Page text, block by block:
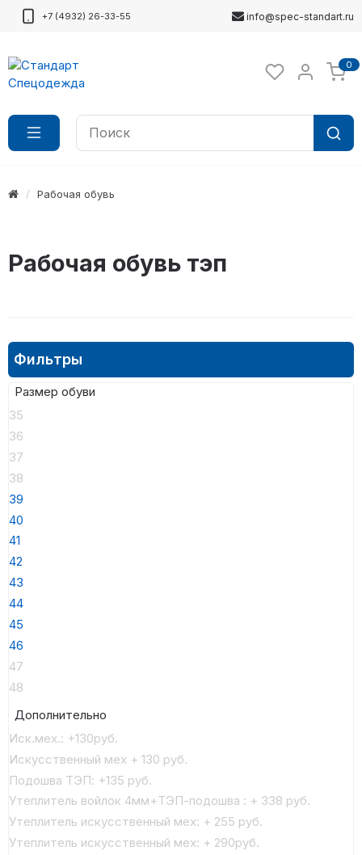
+7 (4932) 26-33-55 info@spec-standart.ru
0
Рабочая обувь
Рабочая обувь тэп
Фильтры
Размер обуви
35
36
37
38
39
40
41
42
43
44
45
46
47
48
Дополнительно
Иск.мех.: +130руб.
Искусственный мех + 130 руб.
Подошва ТЭП: +135 руб.
Утеплитель войлок 4мм+ТЭП-подошва : + 338 руб.
Утеплитель искусственный мех: + 255 руб.
Утеплитель искусственный мех: + 290руб.